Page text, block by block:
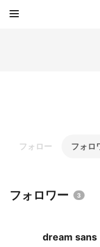
フォロー フォロ
フォロワー 3
dream sans